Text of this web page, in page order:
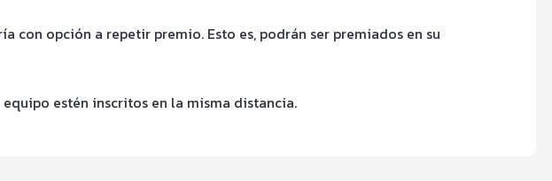
opción a repetir premio. Esto es, podrán ser premiados en su
estén inscritos en la misma distancia.